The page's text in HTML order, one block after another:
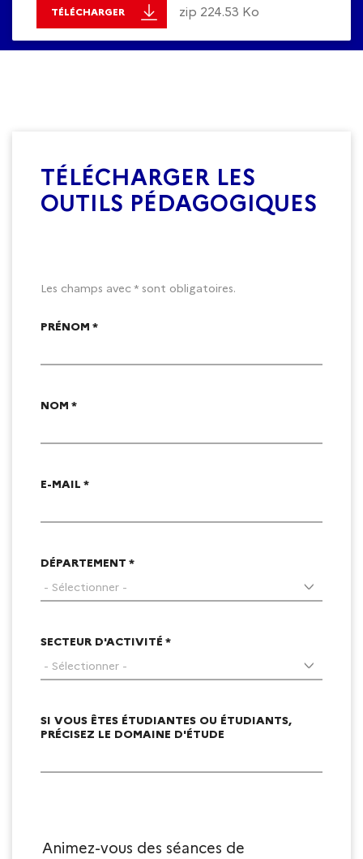
TÉLÉCHARGER zip 224.53 Ko
TÉLÉCHARGER LES
OUTILS PÉDAGOGIQUES
Les champs avec * sont obligatoires.
PRÉNOM *
NOM *
E-MAIL *
DÉPARTEMENT *
SECTEUR D'ACTIVITÉ *
SI VOUS ÊTES ÉTUDIANTES OU ÉTUDIANTS,
PRÉCISEZ LE DOMAINE D'ÉTUDE
Animez-vous des séances de